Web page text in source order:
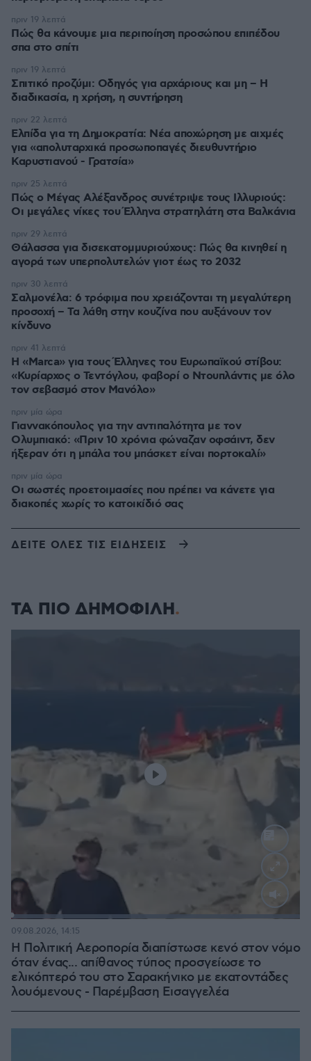
Πώς θα κάνουμε μια περιποίηση προσώπου επιπέδου
σπα στο σπίτι
πριν 19 λεπτά
Σπιτικό προζύμι: Οδηγός για αρχάριους και μη – Η
διαδικασία, η χρήση, η συντήρηση
πριν 19 λεπτά
Ελπίδα για τη Δημοκρατία: Νέα αποχώρηση με αιχμές
για «απολυταρχικά προσωποπαγές διευθυντήριο
Καρυστιανού - Γρατσία»
πριν 22 λεπτά
Πώς ο Μέγας Αλέξανδρος συνέτριψε τους Ιλλυριούς:
Οι μεγάλες νίκες του Έλληνα στρατηλάτη στα Βαλκάνια
πριν 25 λεπτά
Θάλασσα για δισεκατομμυριούχους: Πώς θα κινηθεί η
αγορά των υπερπολυτελών γιοτ έως το 2032
πριν 29 λεπτά
Σαλμονέλα: 6 τρόφιμα που χρειάζονται τη μεγαλύτερη
προσοχή – Τα λάθη στην κουζίνα που αυξάνουν τον
κίνδυνο
πριν 30 λεπτά
Η «Marca» για τους Έλληνες του Ευρωπαϊκού στίβου:
«Κυρίαρχος ο Τεντόγλου, φαβορί ο Ντουπλάντις με όλο
τον σεβασμό στον Μανόλο»
πριν 41 λεπτά
Γιαννακόπουλος για την αντιπαλότητα με τον
Ολυμπιακό: «Πριν 10 χρόνια φώναζαν οφσάιντ, δεν
ήξεραν ότι η μπάλα του μπάσκετ είναι πορτοκαλί»
πριν μία ώρα
Οι σωστές προετοιμασίες που πρέπει να κάνετε για
διακοπές χωρίς το κατοικίδιό σας
πριν μία ώρα
ΔΕΙΤΕ ΟΛΕΣ ΤΙΣ ΕΙΔΗΣΕΙΣ
ΤΑ ΠΙΟ ΔΗΜΟΦΙΛΗ
:
Η Πολιτική Αεροπορία διαπίστωσε κενό στον νόμο
όταν ένας... απίθανος τύπος προσγείωσε το
ελικόπτερό του στο Σαρακήνικο με εκατοντάδες
λουόμενους - Παρέμβαση Εισαγγελέα
09.08.2026, 14:15